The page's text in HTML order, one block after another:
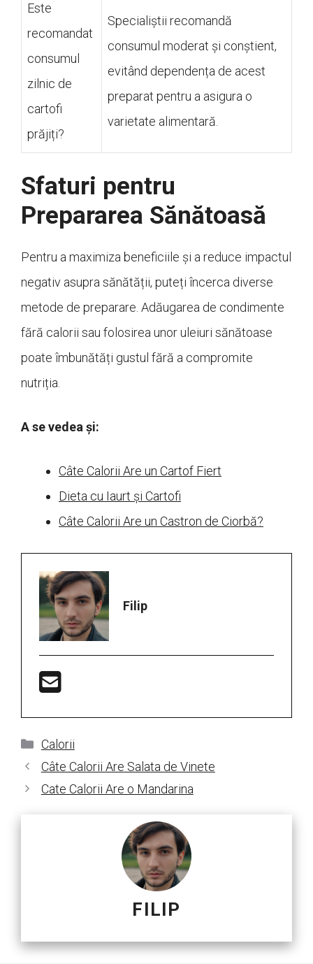
Este
recomandat
consumul
zilnic de
cartofi
prăjiți?
Specialiștii recomandă
consumul moderat și conștient,
evitând dependența de acest
preparat pentru a asigura o
varietate alimentară.
Sfaturi pentru
Prepararea Sănătoasă
Pentru a maximiza beneficiile și a reduce impactul
negativ asupra sănătății, puteți încerca diverse
metode de preparare. Adăugarea de condimente
fără calorii sau folosirea unor uleiuri sănătoase
poate îmbunătăți gustul fără a compromite
nutriția.
A se vedea și:
Câte Calorii Are un Cartof Fiert
Dieta cu Iaurt și Cartofi
Câte Calorii Are un Castron de Ciorbă?
Filip
Categorii
Calorii
Câte Calorii Are Salata de Vinete
Cate Calorii Are o Mandarina
FILIP